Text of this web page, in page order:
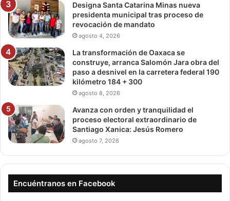
Designa Santa Catarina Minas nueva
presidenta municipal tras proceso de
revocación de mandato
agosto 4, 2026
La transformación de Oaxaca se
construye, arranca Salomón Jara obra del
paso a desnivel en la carretera federal 190
kilómetro 184 + 300
agosto 8, 2026
Avanza con orden y tranquilidad el
proceso electoral extraordinario de
Santiago Xanica: Jesús Romero
agosto 7, 2026
Encuéntranos en Facebook